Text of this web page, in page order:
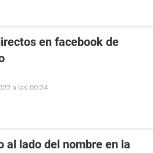
en facebook de
a las 00:24
al lado del nombre en la